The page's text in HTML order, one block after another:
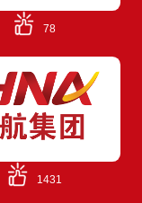
78
1431